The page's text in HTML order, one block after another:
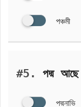
পঞ্চমী
#5. পদ্ম
পদ্মনাভি